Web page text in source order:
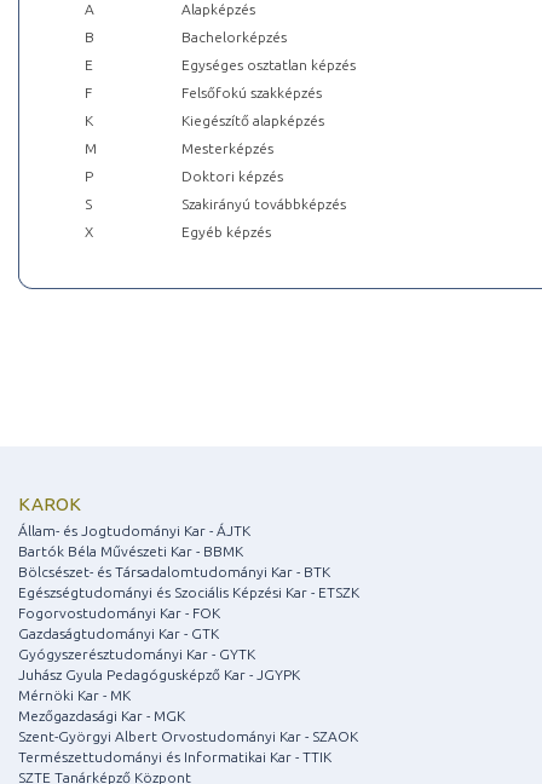
A
Alapképzés
B
Bachelorképzés
E
Egységes osztatlan képzés
F
Felsőfokú szakképzés
K
Kiegészítő alapképzés
M
Mesterképzés
P
Doktori képzés
S
Szakirányú továbbképzés
X
Egyéb képzés
KAROK
Állam- és Jogtudományi Kar - ÁJTK
Bartók Béla Művészeti Kar - BBMK
Bölcsészet- és Társadalomtudományi Kar - BTK
Egészségtudományi és Szociális Képzési Kar - ETSZK
Fogorvostudományi Kar - FOK
Gazdaságtudományi Kar - GTK
Gyógyszerésztudományi Kar - GYTK
Juhász Gyula Pedagógusképző Kar - JGYPK
Mérnöki Kar - MK
Mezőgazdasági Kar - MGK
Szent-Györgyi Albert Orvostudományi Kar - SZAOK
Természettudományi és Informatikai Kar - TTIK
SZTE Tanárképző Központ